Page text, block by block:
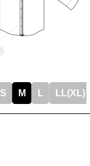
S M L LL(XL)